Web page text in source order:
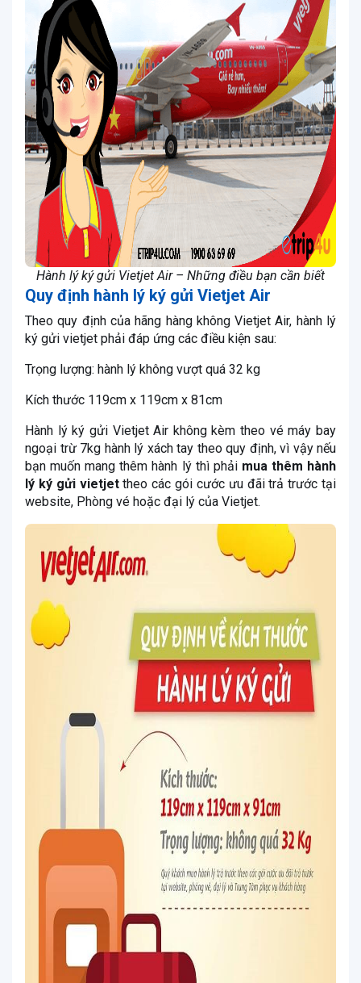
Hành lý ký gửi Vietjet Air – Những điều bạn cần biết
Quy định hành lý ký gửi Vietjet Air
Theo quy định của hãng hàng không Vietjet Air, hành lý
ký gửi vietjet phải đáp ứng các điều kiện sau:
Trọng lượng: hành lý không vượt quá 32 kg
Kích thước 119cm x 119cm x 81cm
Hành lý ký gửi Vietjet Air không kèm theo vé máy bay
ngoại trừ 7kg hành lý xách tay theo quy định, vì vậy nếu
bạn muốn mang thêm hành lý thì phải mua thêm hành
lý ký gửi vietjettheo các gói cước ưu đãi trả trước tại
website, Phòng vé hoặc đại lý của Vietjet.